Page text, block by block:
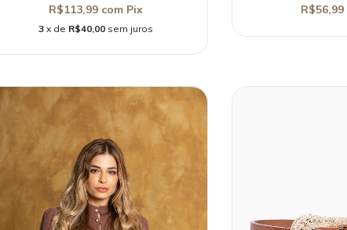
R$113,99 com Pix
3 x de R$40,00 sem juros
R$56,99